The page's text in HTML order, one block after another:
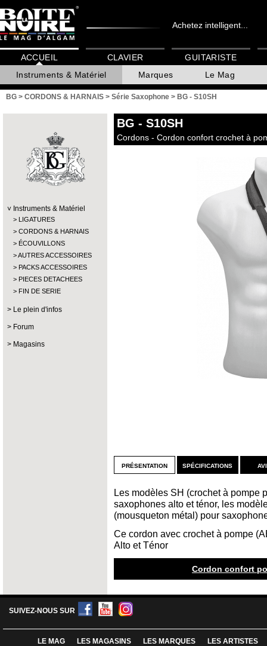
Achetez intelligent...
ACCUEIL
Instruments & Matériel
Marques Le Mag
CLAVIER GUITARISTE
BG > CORDONS & HARNAIS > Série Saxophone > BG - S10SH
Instruments & Matériel
LIGATURES
CORDONS & HARNAIS
ÉCOUVILLONS
AUTRES ACCESSOIRES
PACKS ACCESSOIRES
PIECES DETACHEES
FIN DE SERIE
Le plein d'infos
Forum
Magasins
BG - S10SH
Cordons - Cordon confort crochet à
présentation
Les modèles SH (crochet à pompe
saxophones alto et ténor, les
(mousqueton métal) pour
Ce cordon avec crochet à pompe
Alto et Ténor
spécifications
Cordon confort
SUIVEZ-NOUS SUR
LE MAG LES MAGASINS LES MARQUES LES ARTISTES